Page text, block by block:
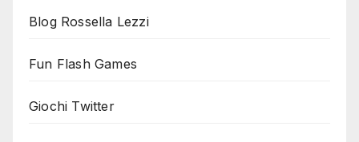
Blog Rossella Lezzi
Fun Flash Games
Giochi Twitter